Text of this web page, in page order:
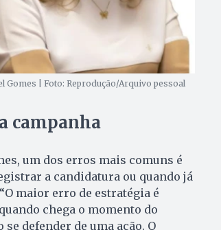
Gomes | Foto: Reprodução/Arquivo pessoal
campanha
um dos erros mais comuns é
a candidatura ou quando já
maior erro de estratégia é
chega o momento do
defender de uma ação. O